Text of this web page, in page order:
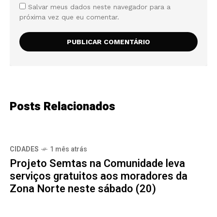
Salvar meus dados neste navegador para a
próxima vez que eu comentar.
Posts Relacionados
CIDADES 1 mês atrás
Projeto Semtas na Comunidade leva
serviços gratuitos aos moradores da
Zona Norte neste sábado (20)